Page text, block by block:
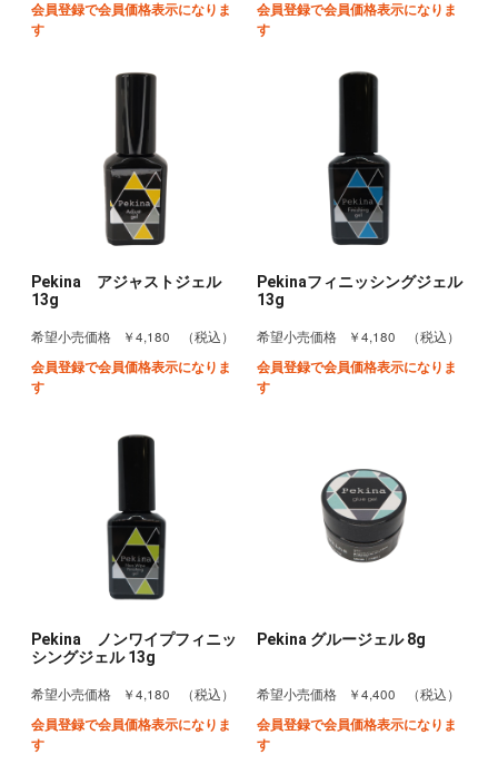
会員登録で会員価格表示になりま
す
会員登録で会員価格表示になりま
す
Pekina アジャストジェル
13g
希望小売価格 ￥4,180
（税込）
会員登録で会員価格表示になりま
す
Pekinaフィニッシングジェル
13g
希望小売価格 ￥4,180
（税込）
会員登録で会員価格表示になりま
す
Pekina ノンワイプフィニッ
シングジェル 13g
希望小売価格 ￥4,180
（税込）
会員登録で会員価格表示になりま
す
Pekina グルージェル 8g
希望小売価格 ￥4,400
（税込）
会員登録で会員価格表示になりま
す